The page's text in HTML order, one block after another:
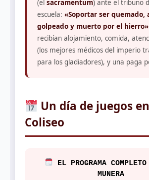
(el sacramentum) ante el tribuno
escuela: «Soportar ser quemado,
golpeado y muerto por el hierro»
recibían alojamiento, comida,
(los mejores médicos del imperio
para los gladiadores), y una paga
Un día de juegos
Coliseo
EL PROGRAMA
MUNERA